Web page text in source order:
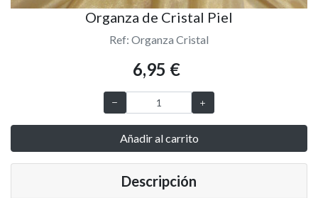
Organza de Cristal Piel
Ref: Organza Cristal
6,95 €
Añadir al carrito
Descripción